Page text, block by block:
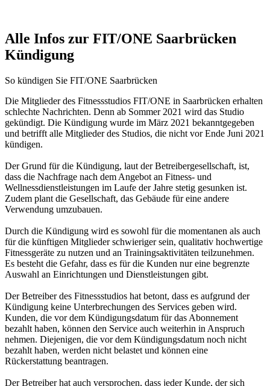
Alle Infos zur FIT/ONE Saarbrücken
Kündigung
So kündigen Sie FIT/ONE Saarbrücken
Die Mitglieder des Fitnessstudios FIT/ONE in Saarbrücken erhalten
schlechte Nachrichten. Denn ab Sommer 2021 wird das Studio
gekündigt. Die Kündigung wurde im März 2021 bekanntgegeben
und betrifft alle Mitglieder des Studios, die nicht vor Ende Juni 2021
kündigen.
Der Grund für die Kündigung, laut der Betreibergesellschaft, ist,
dass die Nachfrage nach dem Angebot an Fitness- und
Wellnessdienstleistungen im Laufe der Jahre stetig gesunken ist.
Zudem plant die Gesellschaft, das Gebäude für eine andere
Verwendung umzubauen.
Durch die Kündigung wird es sowohl für die momentanen als auch
für die künftigen Mitglieder schwieriger sein, qualitativ hochwertige
Fitnessgeräte zu nutzen und an Trainingsaktivitäten teilzunehmen.
Es besteht die Gefahr, dass es für die Kunden nur eine begrenzte
Auswahl an Einrichtungen und Dienstleistungen gibt.
Der Betreiber des Fitnessstudios hat betont, dass es aufgrund der
Kündigung keine Unterbrechungen des Services geben wird.
Kunden, die vor dem Kündigungsdatum für das Abonnement
bezahlt haben, können den Service auch weiterhin in Anspruch
nehmen. Diejenigen, die vor dem Kündigungsdatum noch nicht
bezahlt haben, werden nicht belastet und können eine
Rückerstattung beantragen.
Der Betreiber hat auch versprochen, dass jeder Kunde, der sich